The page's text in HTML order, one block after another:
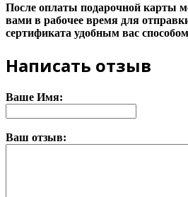
После оплаты подарочной карты
вами в рабочее время для
сертификата удобным вас
Написать отзыв
Ваше Имя:
Ваш отзыв: